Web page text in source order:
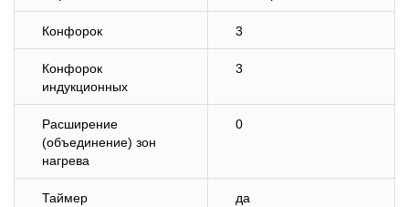
Конфорок 3
Конфорок
индукционных
3
Расширение
(объединение) зон
нагрева
0
Таймер да